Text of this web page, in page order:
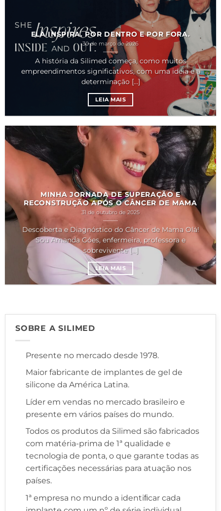
ELA INSPIRA. POR DENTRO E POR FORA.
30 de março de 2026
A história da Silimed começa, como muitos
empreendimentos significativos, com uma ideia e a
determinação [...]
LEIA MAIS
MINHA JORNADA DE SUPERAÇÃO E
RECONSTRUÇÃO APÓS O CÂNCER DE MAMA
31 de outubro de 2025
Descoberta e Diagnóstico do Câncer de Mama Olá!
Sou Amanda Góes, enfermeira, professora e
sobrevivente [...]
LEIA MAIS
SOBRE A SILIMED
Presente no mercado desde 1978.
Maior fabricante de implantes de gel de
silicone da América Latina.
Líder em vendas no mercado brasileiro e
presente em vários países do mundo.
Todos os produtos da Silimed são fabricados
com matéria-prima de 1ª qualidade e
tecnologia de ponta, o que garante todas as
certificações necessárias para atuação nos
países.
1ª empresa no mundo a identiﬁcar cada